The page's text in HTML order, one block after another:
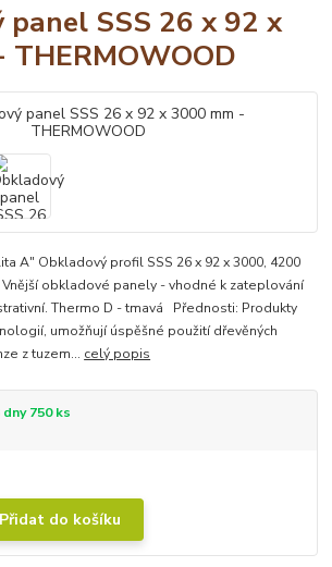
SSS 26 x 92 x
A" Obkladový profil SSS 26 x 92 x 3000, 4200
Vnější obkladové panely - vhodné k zateplování
Thermo D - tmavá Přednosti: Produkty
umožňují úspěšné použití dřevěných
z tuzem... celý popis
750 ks
Přidat do košíku